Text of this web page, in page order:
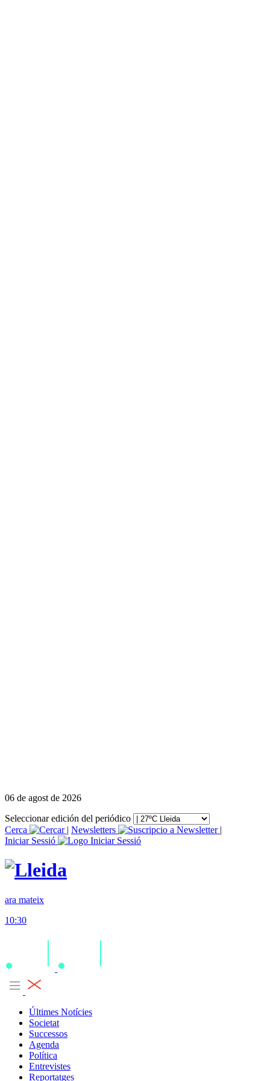
06 de agost de 2026
Seleccionar edición del periódico
Cerca
| Newsletters
|
Iniciar Sessió
ara mateix
10:30
Últimes Notícies
Societat
Successos
Agenda
Política
Entrevistes
Reportatges